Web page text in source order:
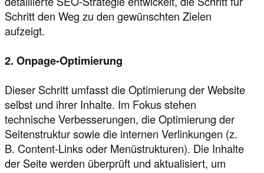
Schritt den Weg zu den gewünschten Zielen
aufzeigt.
2. Onpage-Optimierung
Dieser Schritt umfasst die Optimierung der Website
selbst und ihrer Inhalte. Im Fokus stehen
technische Verbesserungen, die Optimierung der
Seitenstruktur sowie die internen Verlinkungen (z.
B. Content-Links oder Menüstrukturen). Die Inhalte
der Seite werden überprüft und aktualisiert, um